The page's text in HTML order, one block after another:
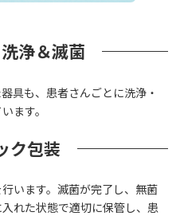
浄＆滅菌
具も、患者さんごとに洗浄・
ます。
ク包装
います。滅菌が完了し、無菌
れた状態で適切に保管し、患